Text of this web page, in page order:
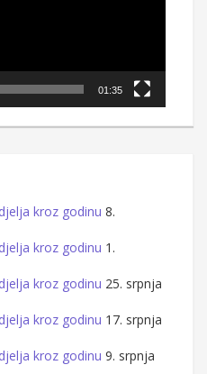
01:35
kroz godinu 8.
kroz godinu 1.
kroz godinu 25. srpnja
kroz godinu 17. srpnja
kroz godinu 9. srpnja